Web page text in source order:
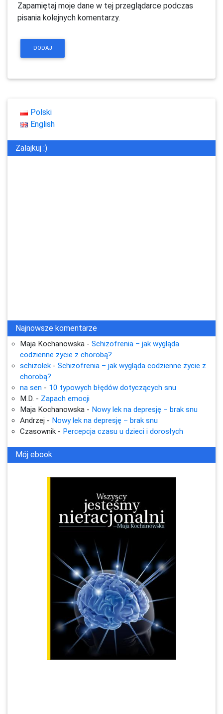
Zapamiętaj moje dane w tej przeglądarce podczas
pisania kolejnych komentarzy.
Polski
English
Zalajkuj :)
Najnowsze komentarze
Maja Kochanowska - Schizofrenia – jak wygląda
codzienne życie z chorobą?
schizolek - Schizofrenia – jak wygląda codzienne życie z
chorobą?
na sen - 10 typowych błędów dotyczących snu
M.D. - Zapach emocji
Maja Kochanowska - Nowy lek na depresję – brak snu
Andrzej - Nowy lek na depresję – brak snu
Czasownik - Percepcja czasu u dzieci i dorosłych
Mój ebook